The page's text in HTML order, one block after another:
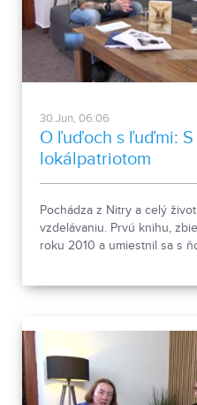
30.Jun, 06:06
O ľuďoch s ľuďmi:
lokálpatriotom
Pochádza z Nitry a celý
vzdelávaniu. Prvú knihu,
roku 2010 a umiestnil sa s
relácii O ľuďoch s ľuďmi.